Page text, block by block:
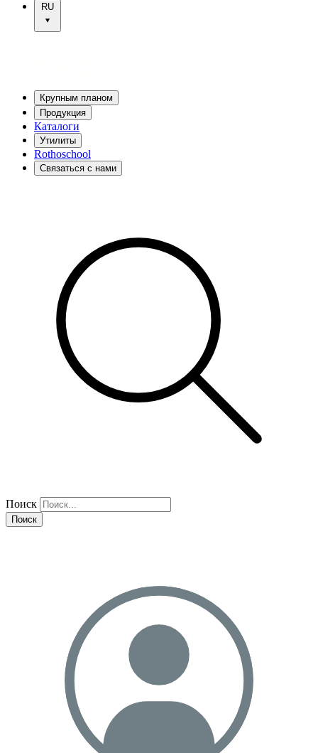
RU
Крупным планом
Продукция
Каталоги
Утилиты
Rothoschool
Связаться с нами
Поиск
Поиск